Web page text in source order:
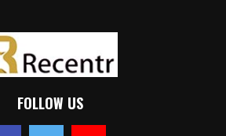
FOLLOW US